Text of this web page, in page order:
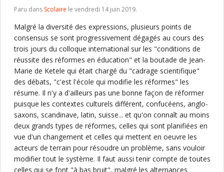
Paru dans Scolaire le vendredi 14 juin 2019.
Malgré la diversité des expressions, plusieurs points de
consensus se sont progressivement dégagés au cours des
trois jours du colloque international sur les "conditions de
réussite des réformes en éducation" et la boutade de Jean-
Marie de Ketele qui était chargé du "cadrage scientifique"
des débats, "c'est l'école qui modifie les réformes" les
résume. Il n'y a d'ailleurs pas une bonne façon de réformer
puisque les contextes culturels différent, confucéens, anglo-
saxons, scandinave, latin, suisse... et qu'on connaît au moins
deux grands types de réformes, celles qui sont planifiées en
vue d'un changement et celles qui mettent en oeuvre les
acteurs de terrain pour résoudre un problème, sans vouloir
modifier tout le système. Il faut aussi tenir compte de toutes
celles qui se font "à bas bruit", malgré les alternances